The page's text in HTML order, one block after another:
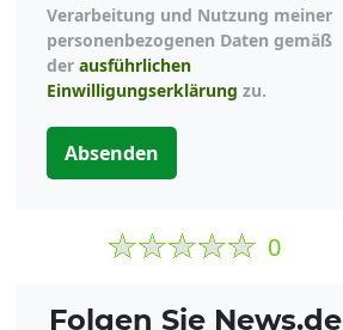
Verarbeitung und Nutzung meiner
personenbezogenen Daten gemäß
der ausführlichen
Einwilligungserklärung zu.
Absenden
0
Folgen Sie News.de